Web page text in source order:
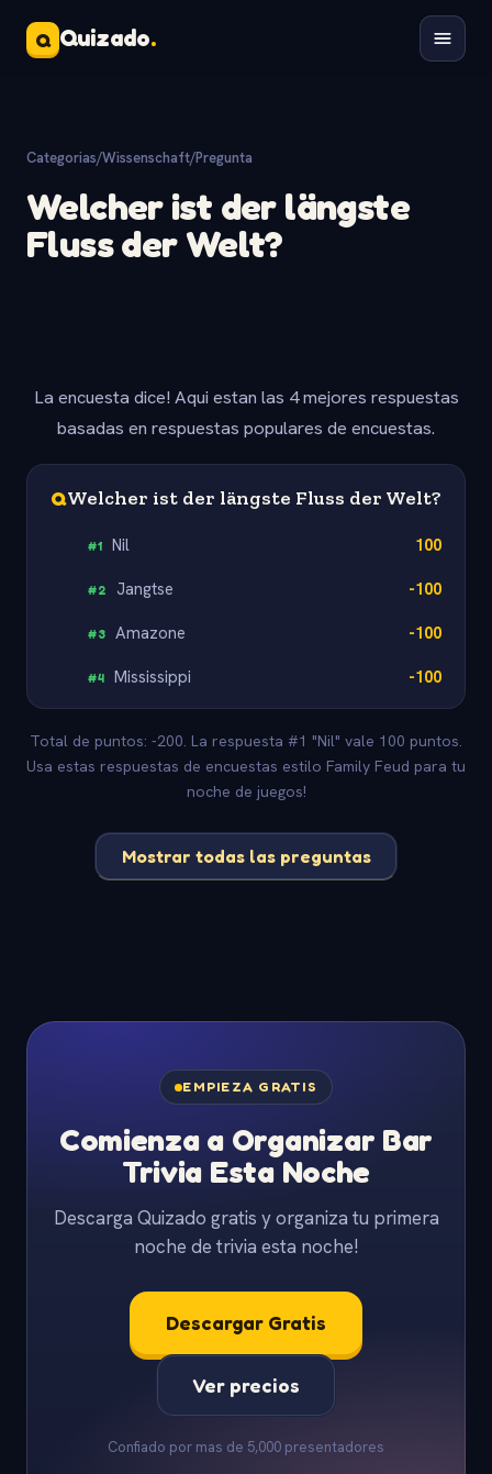
Q Quizado.
Categorias/Wissenschaft/Pregunta
Welcher ist der längste
Fluss der Welt?
La encuesta dice! Aqui estan las 4 mejores respuestas
basadas en respuestas populares de encuestas.
QWelcher ist der längste Fluss der Welt?
#1 Nil 100
#2 Jangtse -100
#3 Amazone -100
#4 Mississippi -100
Total de puntos: -200. La respuesta #1 "Nil" vale 100 puntos.
Usa estas respuestas de encuestas estilo Family Feud para tu
noche de juegos!
Mostrar todas las preguntas
EMPIEZA GRATIS
Comienza a Organizar Bar
Trivia Esta Noche
Descarga Quizado gratis y organiza tu primera
noche de trivia esta noche!
Descargar Gratis
Ver precios
Confiado por mas de 5,000 presentadores